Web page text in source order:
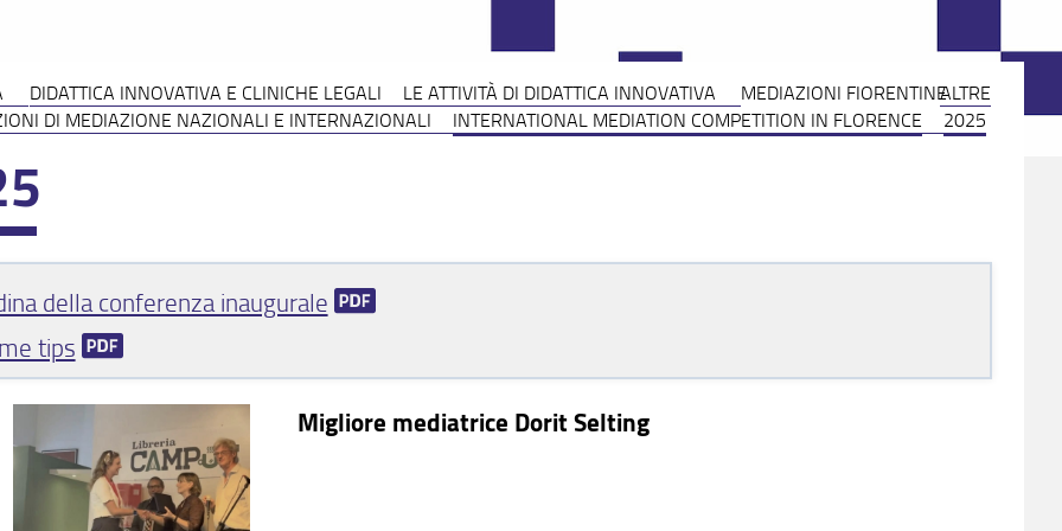
DIDATTICA INNOVATIVA E CLINICHE LEGALI LE ATTIVITÀ DI DIDATTICA INNOVATIVA MEDIAZIONI FIORENTINEALTRE
DI MEDIAZIONE NAZIONALI E INTERNAZIONALI
INTERNATIONAL MEDIATION COMPETITION IN FLORENCE 2025
della conferenza inaugurale
tips
Migliore mediatrice Dorit Selting